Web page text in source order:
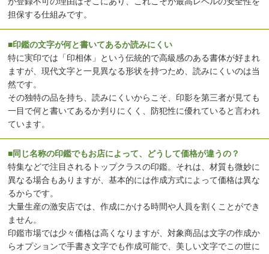
担保する仕組みです。
■印鑑の文字が何と書いてあるか読みにくい
特に実印では「印相体」という伝統的で高級感のある書体が好まれ
ますが、現代文字と一見異なる形状を持つため、読みにくいのは当
然です。
その独特の品を持ち、読みにくいからこそ、印影を第三者が見ても
一目で何と書いてあるか判りにくく、防犯性に優れていると言われ
ています。
■同じ名称の印鑑でもお店によって、どうして価格が違うの？
特集などで注目されるトップクラスの印鑑。それは、材質も微妙に
異なる場合もありますが、基本的には作成方式によって価格は異な
るからです。
大量生産の激安店では、作成にかける時間や人員を割くことができ
ません。
印鑑市場では少々価格は高くなりますが、対象商品は文字の作成か
らオプションで手書き文字でも作成可能で、美しい文字でこの世に